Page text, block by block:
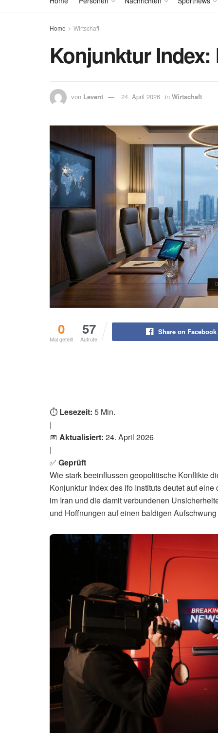
Home Wirtschaft
Konjunktur Index:
von Levent 24. April 2026 in Wirtschaft
0
Mal geteilt
57
Aufrufe
Share on Facebook
⏱️ Lesezeit: 5 Min.
|
📅 Aktualisiert: 24. April 2026
|
✅ Geprüft
Wie stark beeinflussen geopolitische Konflikte
Konjunktur Index des ifo Instituts deutet auf
im Iran und die damit verbundenen
und Hoffnungen auf einen baldigen